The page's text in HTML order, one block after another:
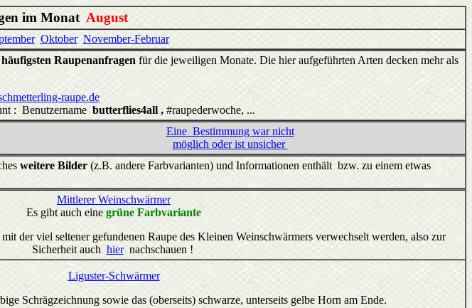
im Monat August
Oktober November-Februar
häufigsten Raupenanfragen für die jeweiligen Monate. Die hier aufgeführten Arten decken mehr als
raupe.de
: Benutzername butterflies4all , #raupederwoche, ...
Eine Bestimmung war nicht
möglich oder ist unsicher
weitere Bilder (z.B. andere Farbvarianten) und Informationen enthält bzw. zu einem etwas
Mittlerer Weinschwärmer
Es gibt auch eine grüne Farbvariante
der viel seltener gefundenen Raupe des Kleinen Weinschwärmers verwechselt werden, also zur
Sicherheit auch hiernachschauen !
Liguster-Schwärmer
Schrägzeichnung sowie das (oberseits) schwarze, unterseits gelbe Horn am Ende.